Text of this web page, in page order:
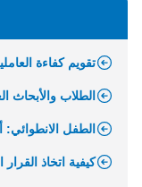
تقويم كفاءة
الطلاب والأبحاث
الطفل
كيفية اتخاذ